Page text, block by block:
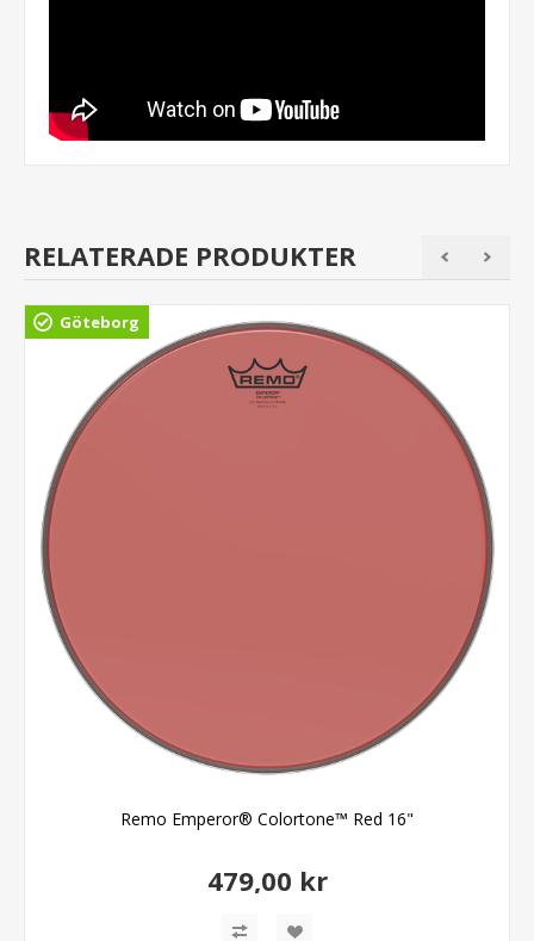
RELATERADE PRODUKTER
Göteborg
Remo Emperor® Colortone™ Red 16"
479,00 kr